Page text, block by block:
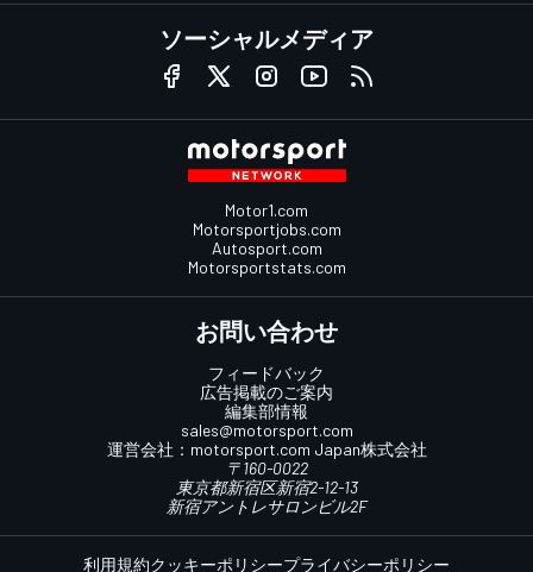
ソーシャルメディア
Motor1.com
Motorsportjobs.com
Autosport.com
Motorsportstats.com
お問い合わせ
フィードバック
広告掲載のご案内
編集部情報
sales@motorsport.com
運営会社： motorsport.com Japan株式会社
〒160-0022
東京都新宿区新宿2-12-13
新宿アントレサロンビル2F
利用規約クッキーポリシープライバシーポリシー